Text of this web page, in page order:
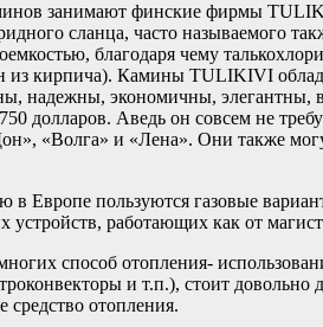
занимают финские фирмы
сланца, часто называемого
благодаря чему
из кирпича). Камины TULIKIVI
надежны, экономичны, элегантны, в
долларов. Аведь он совсем не
«Волга» и «Лена». Они также
в Европе пользуются газовые
устройств, работающих как от
способ отопления-
и т.п.), стоит
средство отопления.